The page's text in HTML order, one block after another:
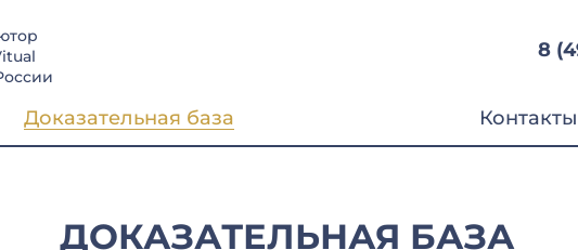
8
Доказательная база Контакты
ДОКАЗАТЕЛЬНАЯ БАЗА